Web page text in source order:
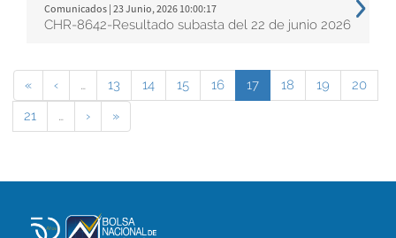
Comunicados | 23 Junio, 2026 10:00:17
CHR-8642-Resultado subasta del 22 de junio 2026
« ‹ … 13 14 15 16 17 18 19
20
21
… › »